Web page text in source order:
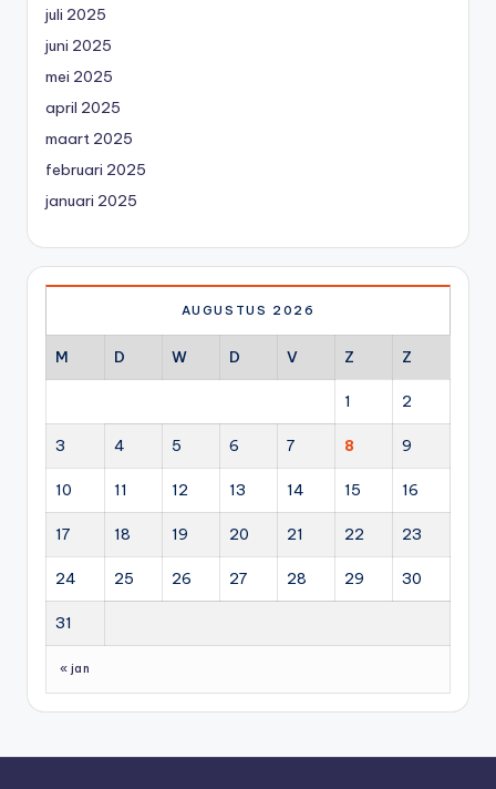
juli 2025
juni 2025
mei 2025
april 2025
maart 2025
februari 2025
januari 2025
AUGUSTUS 2026
M D W D V Z Z
1 2
3 4 5 6 7 8 9
10 11 12 13 14 15 16
17 18 19 20 21 22 23
24 25 26 27 28 29 30
31
« jan